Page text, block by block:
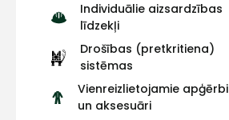
Individuālie aizsardzības
līdzekļi
Drošības (pretkritiena)
sistēmas
Vienreizlietojamie apģērbi
un aksesuāri